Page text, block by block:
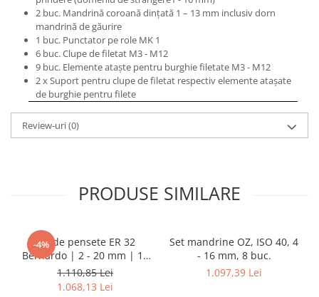
Masini de lustruit
Masini de polizat bavuri cu perii
Masini de rectificat plan
Masini de rectificat plan
Masini de rectificat rotund
Masini de slefuit combinate
Masini de tesit
Masini pentru slefuit tevi
Masini universale de ascutit
Polizoare de banc
2 buc. Mandrină coroană dinţată 1 – 13 mm inclusiv dorn
mandrină de găurire
1 buc. Punctator pe role MK 1
6 buc. Clupe de filetat M3 - M12
9 buc. Elemente ataşte pentru burghie filetate M3 - M12
2 x Suport pentru clupe de filetat respectiv elemente ataşate
de burghie pentru filete
Review-uri(0)
PRODUSE SIMILARE
-4%
Set de pensete ER 32
Bernardo | 2 - 20 mm | 18
piese
1.110,85 Lei
1.068,13 Lei
Set mandrine OZ, ISO 40, 4
- 16 mm, 8 buc.
1.097,39 Lei